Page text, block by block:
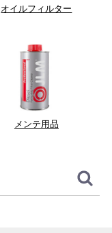
オイルフィルター
メンテ用品